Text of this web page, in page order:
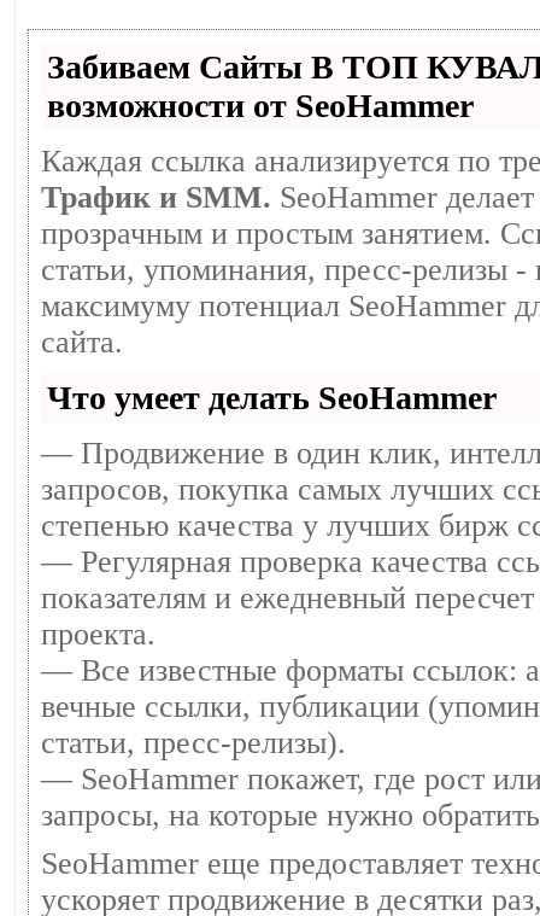
Забиваем Сайты В ТОП
возможности от SeoHammer
Каждая ссылка анализируется по
Трафик и SMM. SeoHammer
прозрачным и простым занятием.
статьи, упоминания, пресс-релизы -
максимуму потенциал SeoHammer
сайта.
Что умеет делать SeoHammer
— Продвижение в один клик,
запросов, покупка самых лучших
степенью качества у лучших бирж
— Регулярная проверка качества
показателям и ежедневный пересчет
проекта.
— Все известные форматы ссылок:
вечные ссылки, публикации
статьи, пресс-релизы).
— SeoHammer покажет, где рост
запросы, на которые нужно
SeoHammer еще предоставляет
ускоряет продвижение в десятки